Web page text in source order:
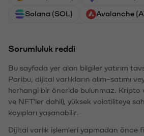
Solana (SOL) Avalanche
Sorumluluk reddi
Bu sayfada yer alan bilgiler yatırım
Paribu, dijital varlıkların alım-satımı
herhangi bir öneride bulunmaz. Kripto
ve NFT'ler dahil), yüksek volatiliteye
kayıpları yaşanabilir.
Dijital varlık işlemleri yapmadan önce